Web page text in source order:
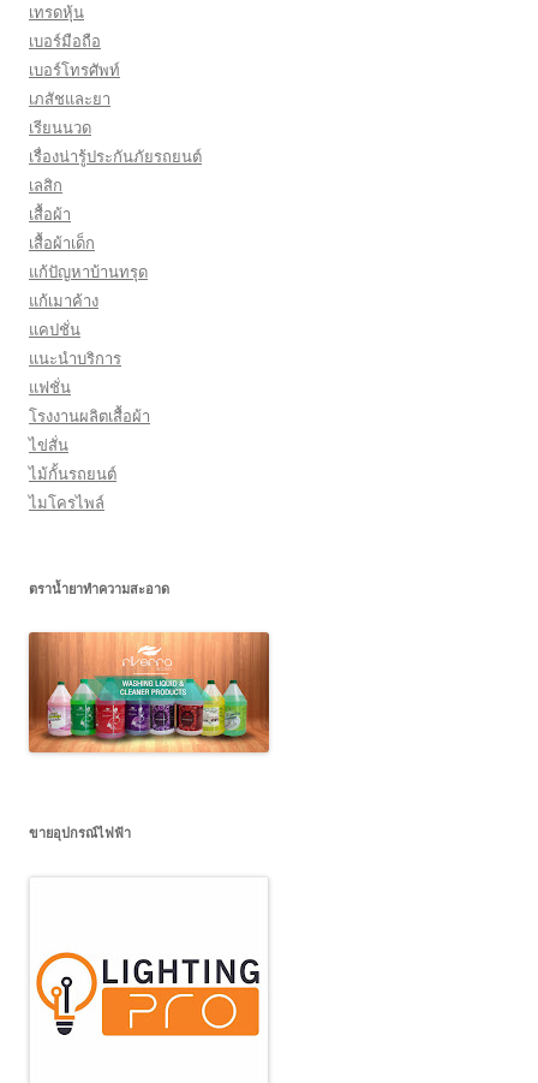
เทรดหุ้น
เบอร์มือถือ
เบอร์โทรศัพท์
เภสัชและยา
เรียนนวด
เรื่องน่ารู้ประกันภัยรถยนต์
เลสิก
เสื้อผ้า
เสื้อผ้าเด็ก
แก้ปัญหาบ้านทรุด
แก้เมาค้าง
แคปชั่น
แนะนำบริการ
แฟชั่น
โรงงานผลิตเสื้อผ้า
ไข่สั่น
ไม้กั้นรถยนต์
ไมโครไพล์
ตราน้ำยาทำความสะอาด
ขายอุปกรณ์ไฟฟ้า